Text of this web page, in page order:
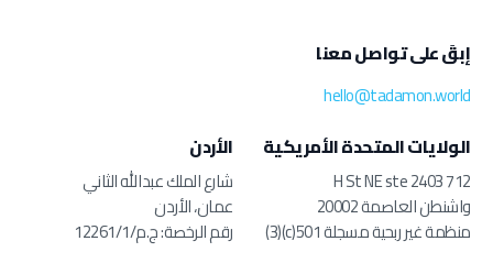
إبقَ على تواصل معنا
hello@tadamon.world
الولايات المتحدة الأمريكية
712 H St NE ste 2403
واشنطن العاصمة 20002
منظمة غير ربحية مسجلة 501(c)(3)
الأردن
شارع الملك عبدالله الثاني
عمان، الأردن
رقم الرخصة: ج.م/12261/1